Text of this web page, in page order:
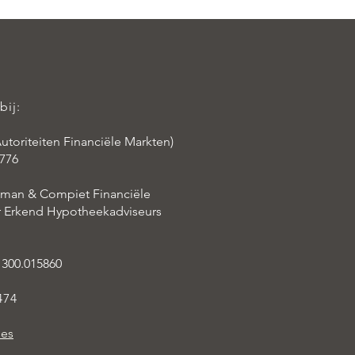
Financiële Markten)
& Compiet Financiële
Hypotheekadviseurs